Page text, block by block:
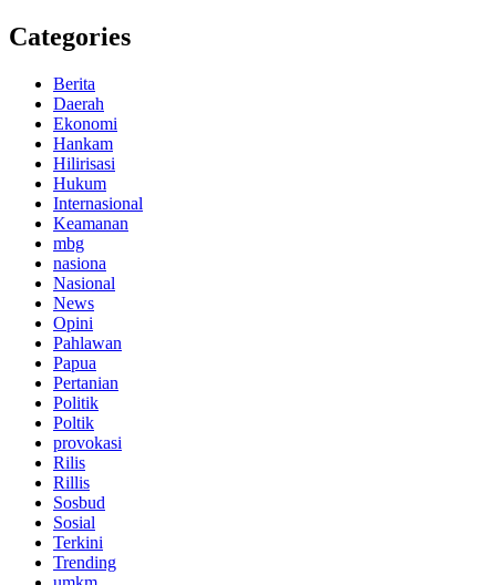
Categories
Berita
Daerah
Ekonomi
Hankam
Hilirisasi
Hukum
Internasional
Keamanan
mbg
nasiona
Nasional
News
Opini
Pahlawan
Papua
Pertanian
Politik
Poltik
provokasi
Rilis
Rillis
Sosbud
Sosial
Terkini
Trending